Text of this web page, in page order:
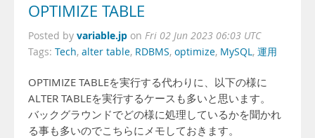
OPTIMIZE TABLE
Posted by variable.jp on Fri 02 Jun 2023 06:03 UTC
Tags: Tech, alter table, RDBMS, optimize, MySQL, 運用
OPTIMIZE TABLEを実行する代わりに、以下の様に
ALTER TABLEを実行するケースも多いと思います。
バックグラウンドでどの様に処理しているかを聞かれ
る事も多いのでこちらにメモしておきます。